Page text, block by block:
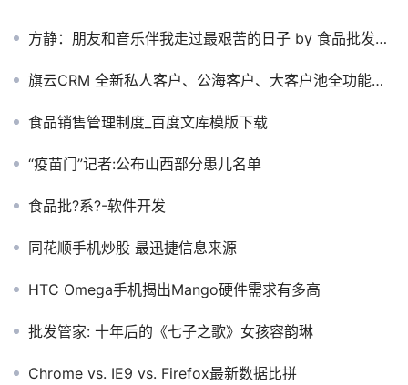
方静：朋友和音乐伴我走过最艰苦的日子 by 食品批发软件
旗云CRM 全新私人客户、公海客户、大客户池全功能解析
食品销售管理制度_百度文库模版下载
“疫苗门”记者:公布山西部分患儿名单
食品批?系?-软件开发
同花顺手机炒股 最迅捷信息来源
HTC Omega手机揭出Mango硬件需求有多高
批发管家: 十年后的《七子之歌》女孩容韵琳
Chrome vs. IE9 vs. Firefox最新数据比拼